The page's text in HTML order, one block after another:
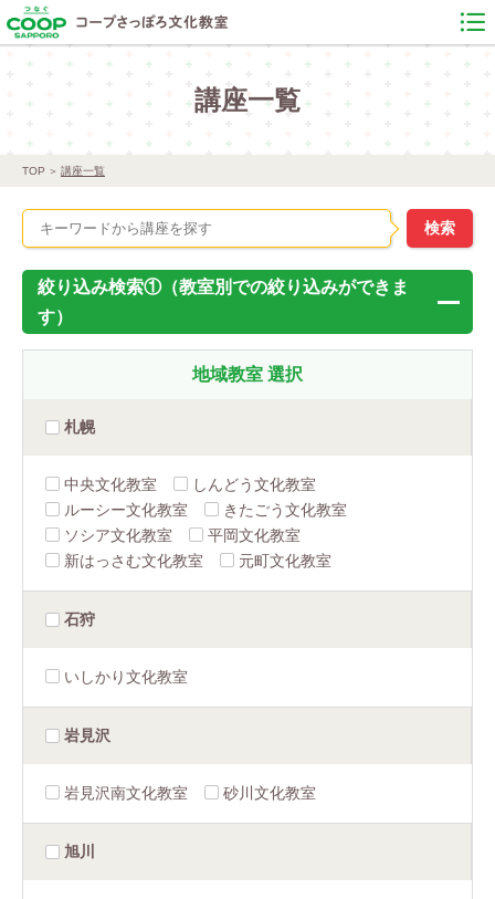
講座一覧
TOP 講座一覧
絞り込み検索①（教室別での絞り込みができま
す）
地域教室 選択
札幌
中央文化教室
しんどう文化教室
ルーシー文化教室
きたごう文化教室
ソシア文化教室
平岡文化教室
新はっさむ文化教室
元町文化教室
石狩
いしかり文化教室
岩見沢
岩見沢南文化教室 砂川文化教室
旭川